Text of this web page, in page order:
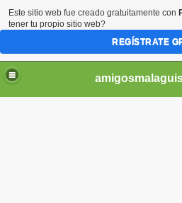
Este sitio web fue creado gratuitamente con
tener tu propio sitio web?
REGÍSTRATE